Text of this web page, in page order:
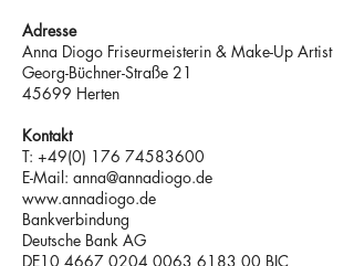
Adresse
Anna Diogo Friseurmeisterin & Make-Up Artist
Georg-Büchner-Straße 21
45699 Herten
Kontakt
T: +49(0) 176 74583600
E-Mail: anna@annadiogo.de
www.annadiogo.de
Bankverbindung
Deutsche Bank AG
DE10 4667 0204 0063 6183 00 BIC